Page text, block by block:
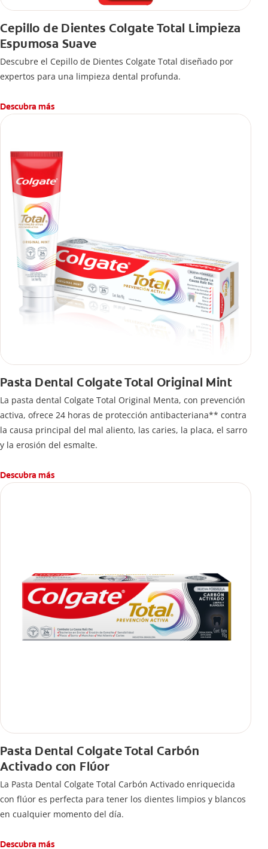
Cepillo de Dientes Colgate Total Limpieza
Espumosa Suave
Descubre el Cepillo de Dientes Colgate Total diseñado por
expertos para una limpieza dental profunda.
Descubra más
Pasta Dental Colgate Total Original Mint
La pasta dental Colgate Total Original Menta, con prevención
activa, ofrece 24 horas de protección antibacteriana** contra
la causa principal del mal aliento, las caries, la placa, el sarro
y la erosión del esmalte.
Descubra más
Pasta Dental Colgate Total Carbón
Activado con Flúor
La Pasta Dental Colgate Total Carbón Activado enriquecida
con flúor es perfecta para tener los dientes limpios y blancos
en cualquier momento del día.
Descubra más